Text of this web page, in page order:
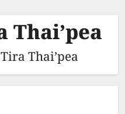
Thai’pea
Thai’pea